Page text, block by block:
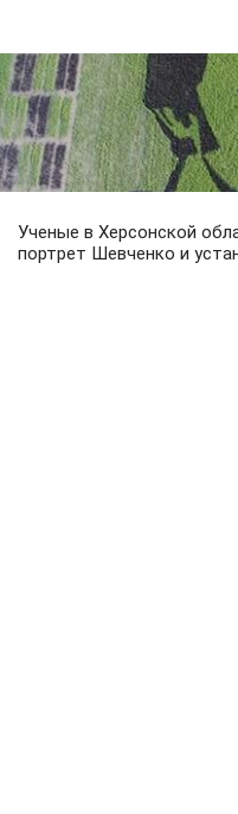
Ученые в Херсонской
портрет Шевченко и